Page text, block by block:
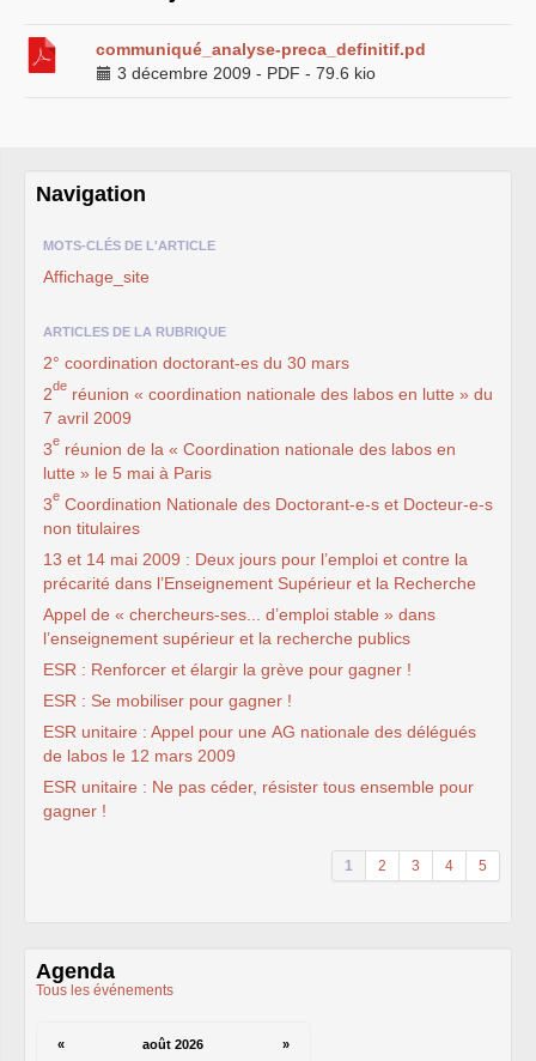
CNRS
INRIA
Archives diverses
Archives temporaires
DGG
et Techniciens
Carrière
Plate-forme revendicative
Références, utilitaires,etc.
SUD-REauCNRS
Instances duCNRS
Archives
CCP 2008
CCP2011
CS2010
CT2012
C.S.duCNRS 2014
CA2013
CAP 2008
CAP2011
CNSPH
Conseil d’administration :
mandat 2017-2021
CT2011 - 2014
CT 2015-2018
Sections du Comité
National de la Recherche
Année 2020
Année 2019
INRAE
communiqué_analyse-preca_definitif.pd
3 décembre 2009 - PDF - 79.6 kio
Navigation
MOTS-CLÉS DE L'ARTICLE
Affichage_site
ARTICLES DE LA RUBRIQUE
2° coordination doctorant-es du 30 mars
2de réunion « coordination nationale des labos en lutte » du
7 avril 2009
3e réunion de la « Coordination nationale des labos en
lutte » le 5 mai à Paris
3e Coordination Nationale des Doctorant-e-s et Docteur-e-s
non titulaires
13 et 14 mai 2009 : Deux jours pour l’emploi et contre la
précarité dans l’Enseignement Supérieur et la Recherche
Appel de « chercheurs-ses... d’emploi stable » dans
l’enseignement supérieur et la recherche publics
ESR : Renforcer et élargir la grève pour gagner !
ESR : Se mobiliser pour gagner !
ESR unitaire : Appel pour une AG nationale des délégués
de labos le 12 mars 2009
ESR unitaire : Ne pas céder, résister tous ensemble pour
gagner !
1 2 3 4 5
Agenda
Tous les événements
« août 2026 »